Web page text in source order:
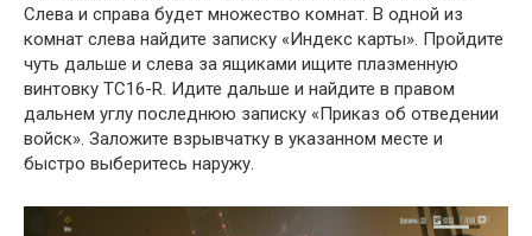
Слева и справа будет множество комнат. В одной из
комнат слева найдите записку «Индекс карты». Пройдите
чуть дальше и слева за ящиками ищите плазменную
винтовку TC16-R. Идите дальше и найдите в правом
дальнем углу последнюю записку «Приказ об отведении
войск». Заложите взрывчатку в указанном месте и
быстро выберитесь наружу.